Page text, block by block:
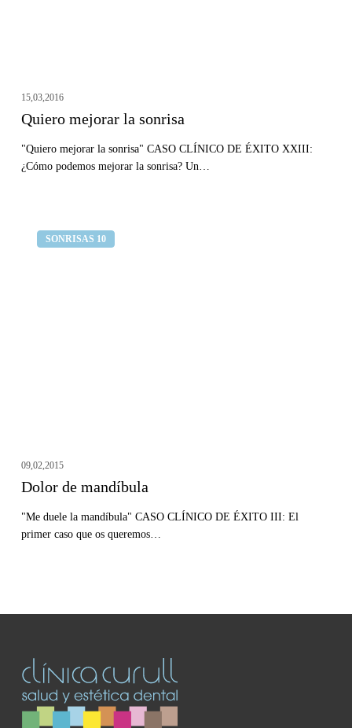
15,03,2016
Quiero mejorar la sonrisa
"Quiero mejorar la sonrisa" CASO CLÍNICO DE ÉXITO XXIII:
¿Cómo podemos mejorar la sonrisa? Un…
SONRISAS 10
09,02,2015
Dolor de mandíbula
"Me duele la mandíbula" CASO CLÍNICO DE ÉXITO III: El
primer caso que os queremos…
Clínica dental Curull